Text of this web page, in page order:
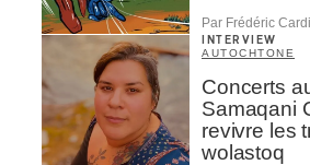
Par Frédéric
INTERVIEW
AUTOCHTONE
Concerts
Samaqani
revivre les
wolastoq